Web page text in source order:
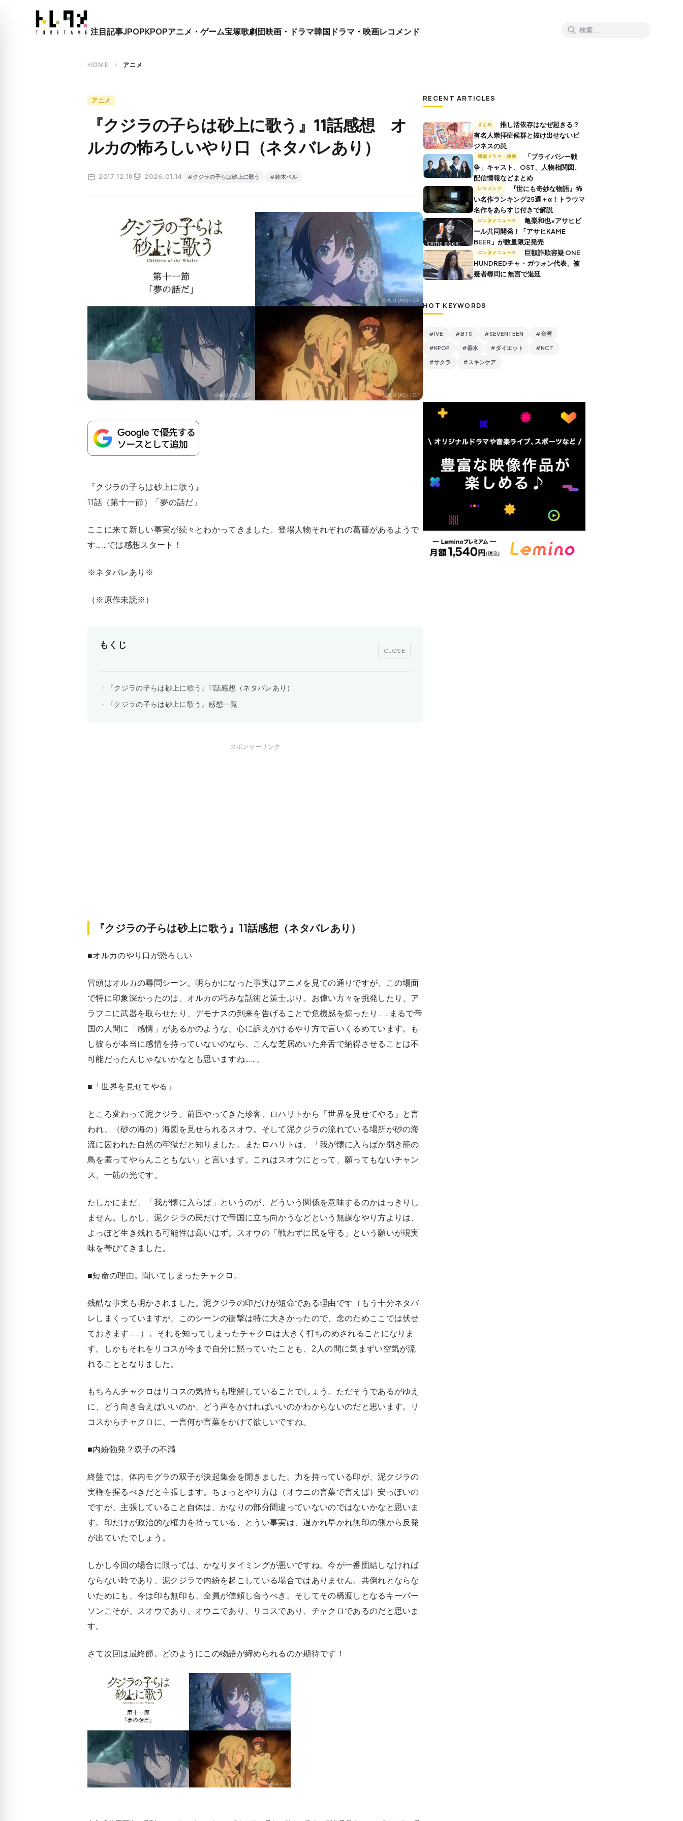
close
注目記事JPOPKPOPアニメ・ゲーム宝塚歌劇団映画・ドラマ韓国ドラマ・映画レコメンド
HOME chevron_right アニメ
アニメ
『クジラの子らは砂上に歌う』11話感想 オ
ルカの怖ろしいやり口（ネタバレあり）
2017.12.18 2026.01.14 #クジラの子らは砂上に歌う #鈴木ベル
『クジラの子らは砂上に歌う』
11話（第十一節）「夢の話だ」
ここに来て新しい事実が続々とわかってきました。登場人物それぞれの葛藤があるようで
す……では感想スタート！
※ネタバレあり※
（※原作未読※）
もくじ
CLOSE
『クジラの子らは砂上に歌う』11話感想（ネタバレあり）
『クジラの子らは砂上に歌う』感想一覧
スポンサーリンク
『クジラの子らは砂上に歌う』11話感想（ネタバレあり）
■オルカのやり口が恐ろしい
冒頭はオルカの尋問シーン。明らかになった事実はアニメを見ての通りですが、この場面
で特に印象深かったのは、オルカの巧みな話術と策士ぶり。お偉い方々を挑発したり、ア
ラフニに武器を取らせたり、デモナスの到来を告げることで危機感を煽ったり……まるで帝
国の人間に「感情」があるかのような、心に訴えかけるやり方で言いくるめています。も
し彼らが本当に感情を持っていないのなら、こんな芝居めいた弁舌で納得させることは不
可能だったんじゃないかなとも思いますね……。
■「世界を見せてやる」
ところ変わって泥クジラ。前回やってきた珍客、ロハリトから「世界を見せてやる」と言
われ、（砂の海の）海図を見せられるスオウ。そして泥クジラの流れている場所が砂の海
流に囚われた自然の牢獄だと知りました。またロハリトは、「我が懐に入らばか弱き籠の
鳥を匿ってやらんこともない」と言います。これはスオウにとって、願ってもないチャン
ス、一筋の光です。
たしかにまだ、「我が懐に入らば」というのが、どういう関係を意味するのかはっきりし
ません。しかし、泥クジラの民だけで帝国に立ち向かうなどという無謀なやり方よりは、
よっぽど生き残れる可能性は高いはず。スオウの「戦わずに民を守る」という願いが現実
味を帯びてきました。
■短命の理由。聞いてしまったチャクロ。
残酷な事実も明かされました。泥クジラの印だけが短命である理由です（もう十分ネタバ
レしまくっていますが、このシーンの衝撃は特に大きかったので、念のためここでは伏せ
ておきます……）。それを知ってしまったチャクロは大きく打ちのめされることになりま
す。しかもそれをリコスが今まで自分に黙っていたことも、2人の間に気まずい空気が流
れることとなりました。
もちろんチャクロはリコスの気持ちも理解していることでしょう。ただそうであるがゆえ
に、どう向き合えばいいのか、どう声をかければいいのかわからないのだと思います。リ
コスからチャクロに、一言何か言葉をかけて欲しいですね。
■内紛勃発？双子の不満
終盤では、体内モグラの双子が決起集会を開きました。力を持っている印が、泥クジラの
実権を握るべきだと主張します。ちょっとやり方は（オウニの言葉で言えば）安っぽいの
ですが、主張していること自体は、かなりの部分間違っていないのではないかなと思いま
す。印だけが政治的な権力を持っている、とうい事実は、遅かれ早かれ無印の側から反発
が出ていたでしょう。
しかし今回の場合に限っては、かなりタイミングが悪いですね。今が一番団結しなければ
ならない時であり、泥クジラで内紛を起こしている場合ではありません。共倒れとならな
いためにも、今は印も無印も、全員が信頼し合うべき。そしてその橋渡しとなるキーパー
ソンこそが、スオウであり、オウニであり、リコスであり、チャクロであるのだと思いま
す。
さて次回は最終節。どのようにこの物語が締められるのか期待です！
RECENT ARTICLES
まとめ
推し活依存はなぜ起きる？
有名人崇拝症候群と抜け出せないビ
ジネスの罠
韓国ドラマ・映画
争」キャスト、OST、人物相関図、
配信情報などまとめ
レコメンド
い名作ランキング25選＋α！トラウマ
名作をあらすじ付きで解説
エンタメニュース
ール共同開発！「アサヒKAME
BEER」が数量限定発売
エンタメニュース
HUNDREDチャ・ガウォン代表、被
疑者尋問に 無言で退廷
HOT KEYWORDS
#IVE #BTS #SEVENTEEN #台湾
#KPOP #香水 #ダイエット #NCT
#サクラ #スキンケア